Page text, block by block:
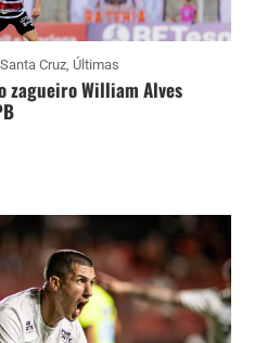
Santa Cruz, Últimas
zagueiro William Alves